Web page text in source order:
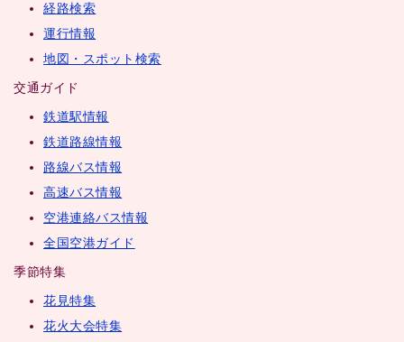
経路検索
運行情報
地図・スポット検索
交通ガイド
鉄道駅情報
鉄道路線情報
路線バス情報
高速バス情報
空港連絡バス情報
全国空港ガイド
季節特集
花見特集
花火大会特集